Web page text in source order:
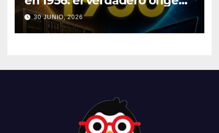
de la IA que cambió el
mundo
30 JUNIO, 2026